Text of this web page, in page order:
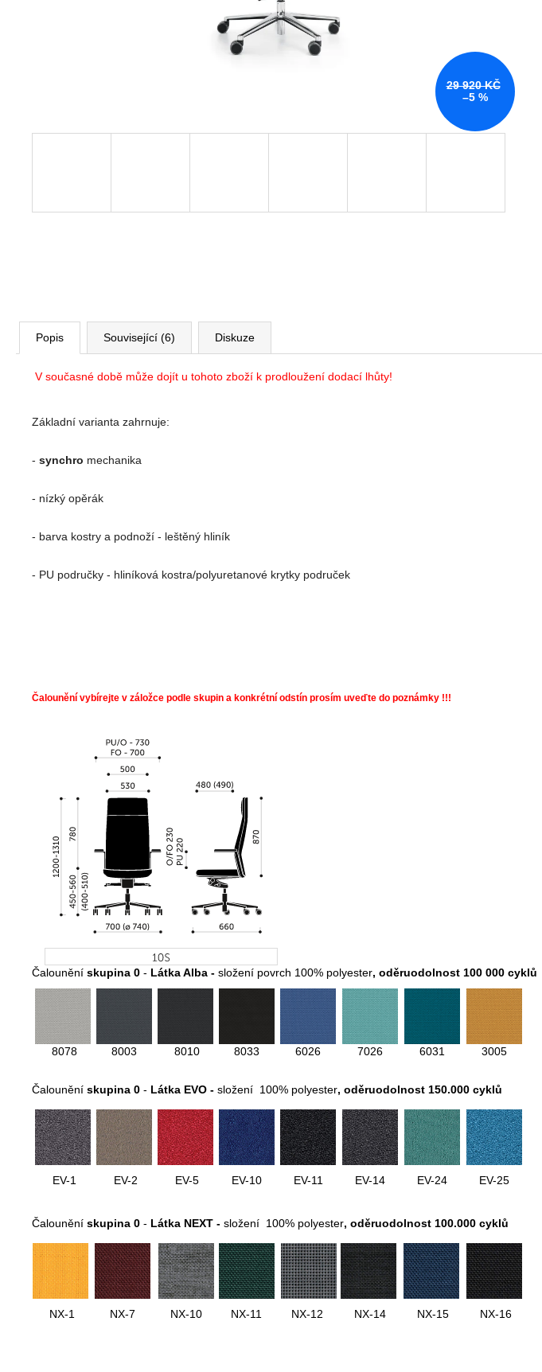
29 920 KČ
–5 %
Popis Související (6) Diskuze
V současné době může dojít u tohoto zboží k prodloužení dodací lhůty!
Základní varianta zahrnuje:
- synchro mechanika
- nízký opěrák
- barva kostry a podnoží - leštěný hliník
- PU područky - hliníková kostra/polyuretanové krytky područek
Čalounění vybírejte v záložce podle skupin a konkrétní odstín prosím uveďte do poznámky !!!
Čalounění skupina 0 - Látka Alba - složení povrch 100% polyester, oděruodolnost 100 000 cyklů
8078 8003 8010 8033 6026 7026 6031 3005
Čalounění skupina 0 - Látka EVO - složení 100% polyester, oděruodolnost 150.000 cyklů
EV-1 EV-2 EV-5 EV-10 EV-11 EV-14 EV-24 EV-25
Čalounění skupina 0 - Látka NEXT - složení 100% polyester, oděruodolnost 100.000 cyklů
NX-1 NX-7 NX-10 NX-11 NX-12 NX-14 NX-15 NX-16
VÝŠKOVĚ STAVITELNÝ STŮL ALFA
UP, 160 X 80 CM, VÝŠKA 63 - 129 CM